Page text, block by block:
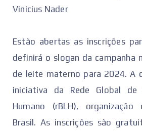
Vinicius Nader
Estão abertas as inscrições
definirá o slogan da campanha
de leite materno para 2024. A
iniciativa da Rede Global de
Humano (rBLH), organização
Brasil. As inscrições são